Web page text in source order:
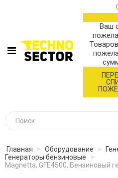
Ваш
Главная > Оборудование >
Генераторы бензиновые
>
Magnetta, GFE4500, Бензиновый